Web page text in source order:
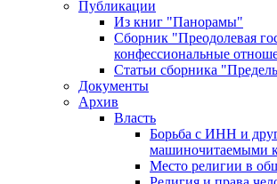
Публикации
Из книг "Панорамы"
Сборник "Преодолевая
конфессиональные
Статьи сборника
Документы
Архив
Власть
Борьба с ИНН и
машиночитаемыми
Место религии в